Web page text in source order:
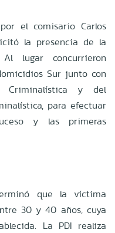
el comisario Carlos
la presencia de la
lugar concurrieron
Sur junto con
Criminalística y del
para efectuar
y las primeras
que la víctima
30 y 40 años, cuya
La PDI realiza